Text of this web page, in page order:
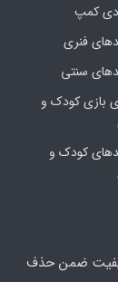
کمپ
فنری
سنتی
بازی کودک و
کودک و
کیفیت ضمن حذف